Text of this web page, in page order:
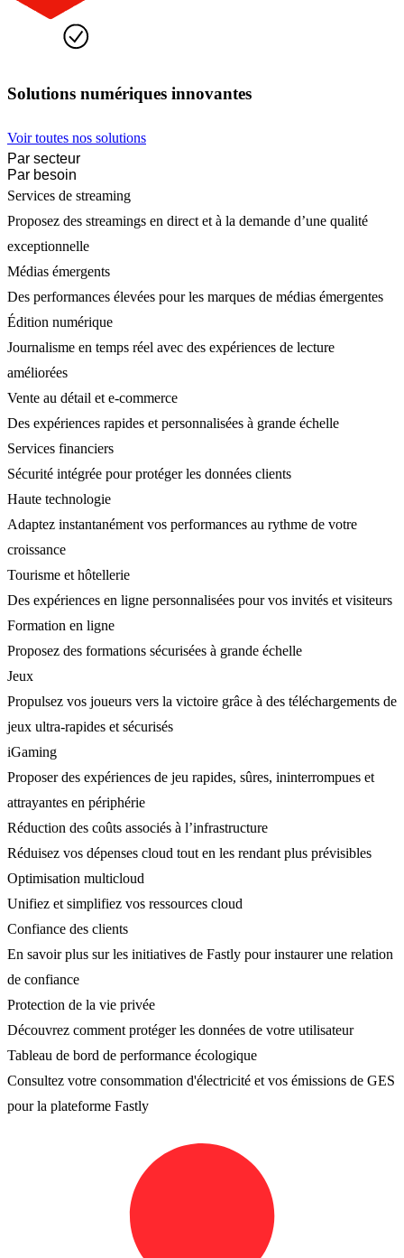
Solutions numériques innovantes
Voir toutes nos solutions
Par secteur
Par besoin
Services de streaming
Proposez des streamings en direct et à la demande d’une qualité
exceptionnelle
Médias émergents
Des performances élevées pour les marques de médias émergentes
Édition numérique
Journalisme en temps réel avec des expériences de lecture
améliorées
Vente au détail et e-commerce
Des expériences rapides et personnalisées à grande échelle
Services financiers
Sécurité intégrée pour protéger les données clients
Haute technologie
Adaptez instantanément vos performances au rythme de votre
croissance
Tourisme et hôtellerie
Des expériences en ligne personnalisées pour vos invités et visiteurs
Formation en ligne
Proposez des formations sécurisées à grande échelle
Jeux
Propulsez vos joueurs vers la victoire grâce à des téléchargements de
jeux ultra-rapides et sécurisés
iGaming
Proposer des expériences de jeu rapides, sûres, ininterrompues et
attrayantes en périphérie
Réduction des coûts associés à l’infrastructure
Réduisez vos dépenses cloud tout en les rendant plus prévisibles
Optimisation multicloud
Unifiez et simplifiez vos ressources cloud
Confiance des clients
En savoir plus sur les initiatives de Fastly pour instaurer une relation
de confiance
Protection de la vie privée
Découvrez comment protéger les données de votre utilisateur
Tableau de bord de performance écologique
Consultez votre consommation d'électricité et vos émissions de GES
pour la plateforme Fastly